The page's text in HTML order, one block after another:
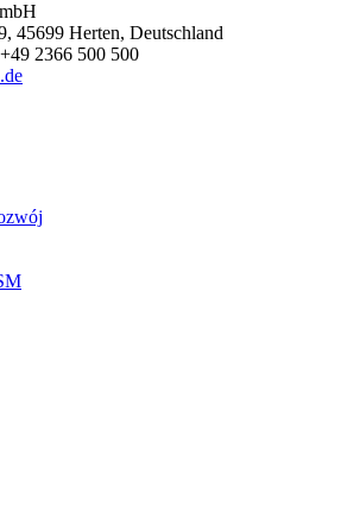
45699 Herten, Deutschland
+49 2366 500 500